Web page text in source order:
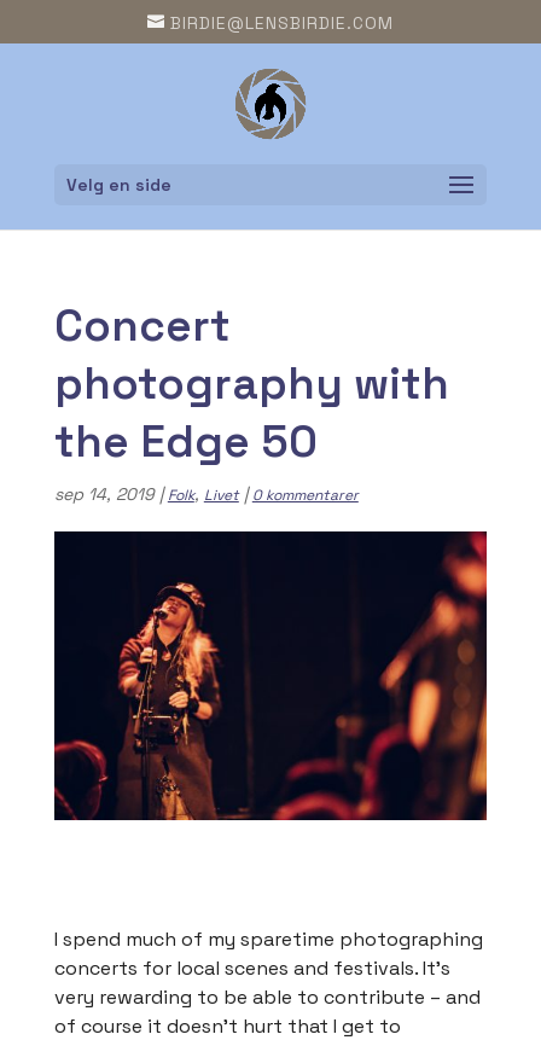
BIRDIE@LENSBIRDIE.COM
Velg en side
Concert
photography with
the Edge 50
sep 14, 2019|Folk, Livet|0 kommentarer
I spend much of my sparetime photographing
concerts for local scenes and festivals. It’s
very rewarding to be able to contribute – and
of course it doesn’t hurt that I get to